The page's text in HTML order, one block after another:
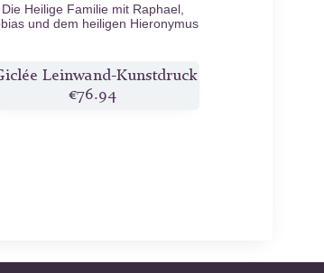
Die Heilige Familie mit Raphael,
und dem heiligen Hieronymus
Leinwand-Kunstdruck
€76.94